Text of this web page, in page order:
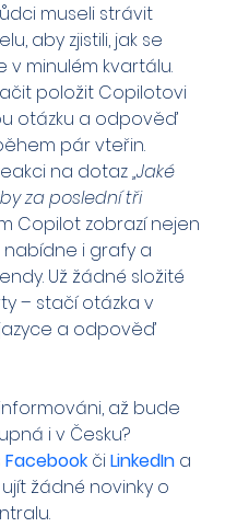
museli strávit
aby zjistili, jak se
v minulém kvartálu.
položit Copilotovi
otázku a odpověď
pár vteřin.
na dotaz „Jaké
za poslední tři
Copilot zobrazí nejen
nabídne i grafy a
Už žádné složité
– stačí otázka v
a odpověď
až bude
i v Česku?
Facebook či LinkedIn a
žádné novinky o